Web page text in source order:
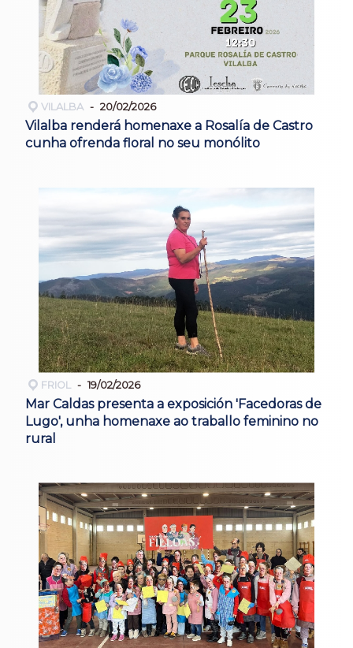
VILALBA 20/02/2026
Vilalba renderá homenaxe a Rosalía de Castro
cunha ofrenda floral no seu monólito
FRIOL 19/02/2026
Mar Caldas presenta a exposición 'Facedoras de
Lugo', unha homenaxe ao traballo feminino no
rural